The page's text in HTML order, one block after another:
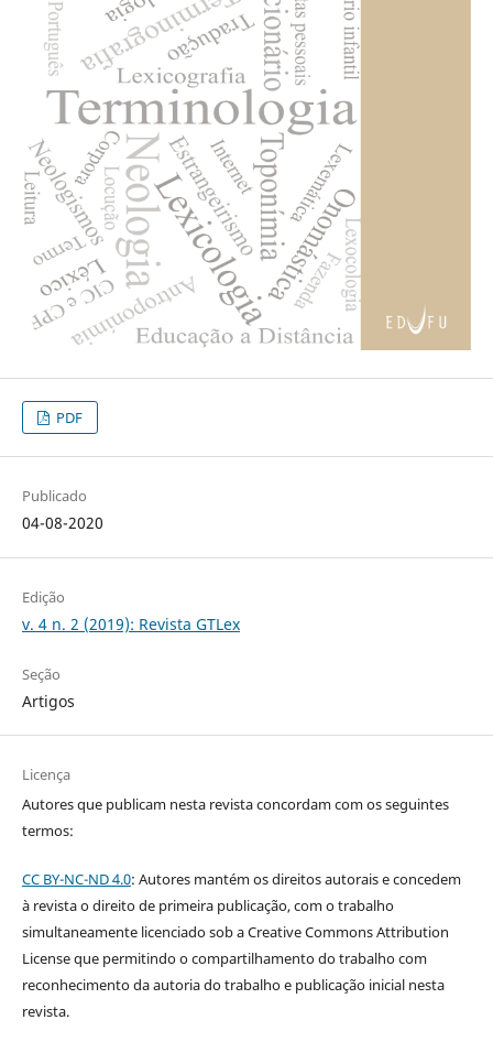
PDF
Publicado
04-08-2020
Edição
v. 4 n. 2 (2019): Revista GTLex
Seção
Artigos
Licença
Autores que publicam nesta revista concordam com os seguintes
termos:
CC BY-NC-ND 4.0: Autores mantém os direitos autorais e concedem
à revista o direito de primeira publicação, com o trabalho
simultaneamente licenciado sob a Creative Commons Attribution
License que permitindo o compartilhamento do trabalho com
reconhecimento da autoria do trabalho e publicação inicial nesta
revista.